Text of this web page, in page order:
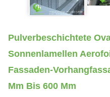
Pulverbeschichtete
Sonnenlamellen
Fassaden-
Mm Bis 600 Mm